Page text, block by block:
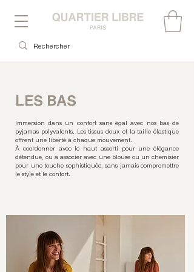
LES BAS
Immersion dans un confort sans égal avec nos bas de
pyjamas polyvalents. Les tissus doux et la taille élastique
offrent une liberté à chaque mouvement.
À coordonner avec le haut assorti pour une élégance
détendue, ou à associer avec une blouse ou un chemisier
pour une touche sophistiquée, sans jamais compromettre
le style et le confort.